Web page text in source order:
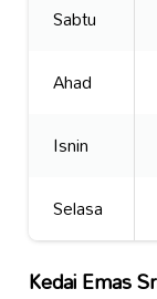
Sabtu
Ahad
Isnin
Selasa
Kedai Emas